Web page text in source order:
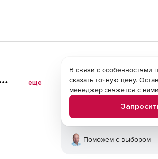
еще
В связи с особенностями
сказать точную цену.
менеджер свяжется с вами
Поможем с выбором